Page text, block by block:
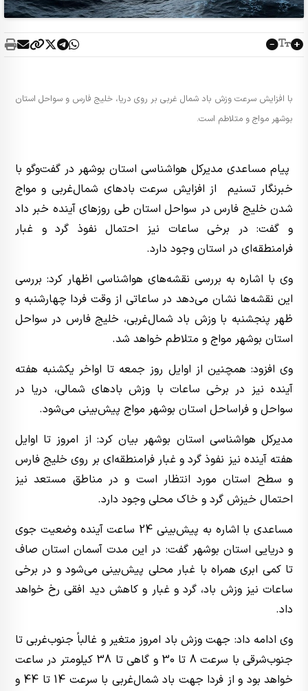
با افزایش سرعت وزش باد شمال غربی بر روی دریا، خلیج فارس و سواحل استان
بوشهر مواج و متلاطم است.
پیام مساعدی مدیرکل هواشناسی استان بوشهر در گفت‌وگو با
خبرنگار تسنیم از افزایش سرعت بادهای شمال‌غربی و مواج
شدن خلیج فارس در سواحل استان طی روزهای آینده خبر داد
و گفت: در برخی ساعات نیز احتمال نفوذ گرد و غبار
فرامنطقه‌ای در استان وجود دارد.
وی با اشاره به بررسی نقشه‌های هواشناسی اظهار کرد: بررسی
این نقشه‌ها نشان می‌دهد در ساعاتی از وقت فردا چهارشنبه و
ظهر پنجشنبه با وزش باد شمال‌غربی، خلیج فارس در سواحل
استان بوشهر مواج و متلاطم خواهد شد.
وی افزود: همچنین از اوایل روز جمعه تا اواخر یکشنبه هفته
آینده نیز در برخی ساعات با وزش بادهای شمالی، دریا در
سواحل و فراساحل استان بوشهر مواج پیش‌بینی می‌شود.
مدیرکل هواشناسی استان بوشهر بیان کرد: از امروز تا اوایل
هفته آینده نیز نفوذ گرد و غبار فرامنطقه‌ای بر روی خلیج فارس
و سطح استان مورد انتظار است و در مناطق مستعد نیز
احتمال خیزش گرد و خاک محلی وجود دارد.
مساعدی با اشاره به پیش‌بینی 24 ساعت آینده وضعیت جوی
و دریایی استان بوشهر گفت: در این مدت آسمان استان صاف
تا کمی ابری همراه با غبار محلی پیش‌بینی می‌شود و در برخی
ساعات نیز وزش باد، گرد و غبار و کاهش دید افقی رخ خواهد
داد.
وی ادامه داد: جهت وزش باد امروز متغیر و غالباً جنوب‌غربی تا
جنوب‌شرقی با سرعت 8 تا 30 و گاهی تا 38 کیلومتر در ساعت
خواهد بود و از فردا جهت باد شمال‌غربی با سرعت 14 تا 44 و